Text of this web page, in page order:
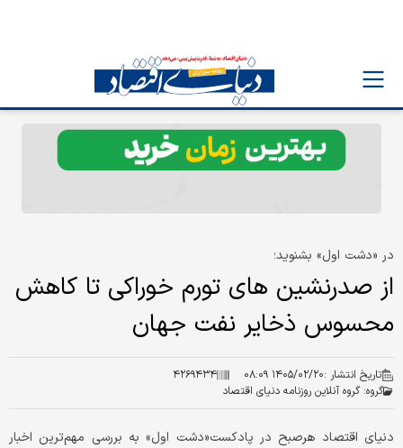
در «دشت اول» بشنوید؛
از صدرنشین های تورم خوراکی تا کاهش
محسوس ذخایر نفت جهان
تاریخ انتشار :۱۴۰۵/۰۲/۲۰ ۰۸:۰۹
۴۲۶۹۴۳۴
گروه: گروه آنلاین روزنامه دنیای اقتصاد
دنیای اقتصاد هرصبح در پادکست«دشت اول» به بررسی مهم‌ترین اخبار